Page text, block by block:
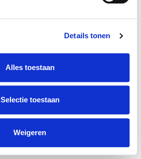
Details tonen
Alles toestaan
Selectie toestaan
Weigeren